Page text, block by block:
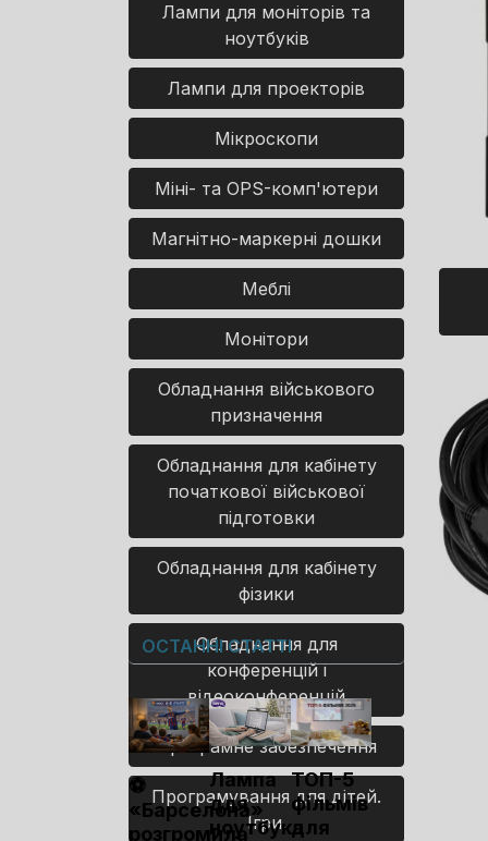
Лампи для моніторів та
ноутбуків
Лампи для проекторів
Мікроскопи
Міні- та OPS-комп'ютери
Магнітно-маркерні дошки
Меблі
Монітори
Обладнання військового
призначення
Обладнання для кабінету
початкової військової
підготовки
Обладнання для кабінету
фізики
Обладнання для
конференцій і
відеоконференцій
Програмне забезпечення
Програмування для дітей.
Ігри.
ОСТАННІ СТАТТІ
⚽
«Барселона»
розгромила
Лампа
для
ноутбука
ТОП-5
фільмів
для